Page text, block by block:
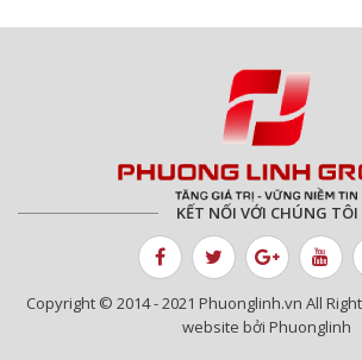
KẾT NỐI VỚI CHÚNG TÔI
Copyright © 2014 - 2021 Phuonglinh.vn All
website bởi Phuonglinh